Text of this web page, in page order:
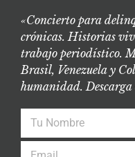
«Concierto para
crónicas. Historias
trabajo periodístico.
Brasil, Venezuela y
humanidad.